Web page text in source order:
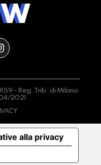
- Reg. Trib. di Milano
2021
alla privacy